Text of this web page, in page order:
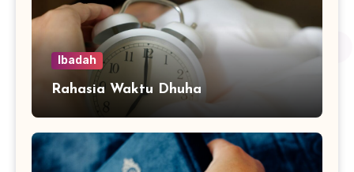
Ibadah
Rahasia Waktu Dhuha